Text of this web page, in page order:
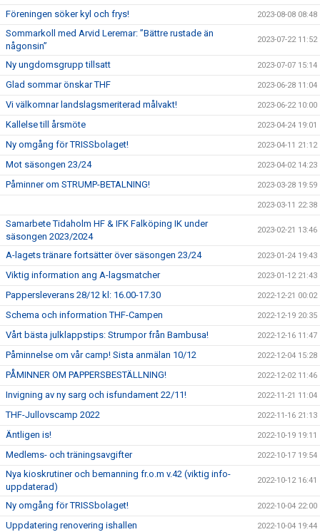
Föreningen söker kyl och frys! 2023-08-08 08:48
Sommarkoll med Arvid Leremar: ”Bättre rustade än
någonsin”
2023-07-22 11:52
Ny ungdomsgrupp tillsatt 2023-07-07 15:14
Glad sommar önskar THF 2023-06-28 11:04
Vi välkomnar landslagsmeriterad målvakt! 2023-06-22 10:00
Kallelse till årsmöte 2023-04-24 19:01
Ny omgång för TRISSbolaget! 2023-04-11 21:12
Mot säsongen 23/24 2023-04-02 14:23
Påminner om STRUMP-BETALNING! 2023-03-28 19:59
2023-03-11 22:38
Samarbete Tidaholm HF & IFK Falköping IK under
säsongen 2023/2024
2023-02-21 13:46
A-lagets tränare fortsätter över säsongen 23/24 2023-01-24 19:43
Viktig information ang A-lagsmatcher 2023-01-12 21:43
Pappersleverans 28/12 kl: 16.00-17.30 2022-12-21 00:02
Schema och information THF-Campen 2022-12-19 20:35
Vårt bästa julklappstips: Strumpor från Bambusa! 2022-12-16 11:47
Påminnelse om vår camp! Sista anmälan 10/12 2022-12-04 15:28
PÅMINNER OM PAPPERSBESTÄLLNING! 2022-12-02 11:46
Invigning av ny sarg och isfundament 22/11! 2022-11-21 11:04
THF-Jullovscamp 2022 2022-11-16 21:13
Äntligen is! 2022-10-19 19:11
Medlems- och träningsavgifter 2022-10-17 19:54
Nya kioskrutiner och bemanning fr.o.m v.42 (viktig info-
uppdaterad)
2022-10-12 16:41
Ny omgång för TRISSbolaget! 2022-10-04 22:00
Uppdatering renovering ishallen 2022-10-04 19:44